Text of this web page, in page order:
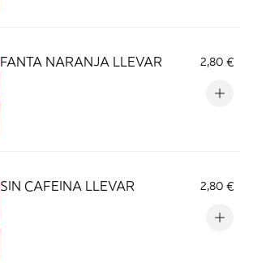
FANTA NARANJA LLEVAR 2,80 €
SIN CAFEINA LLEVAR 2,80 €